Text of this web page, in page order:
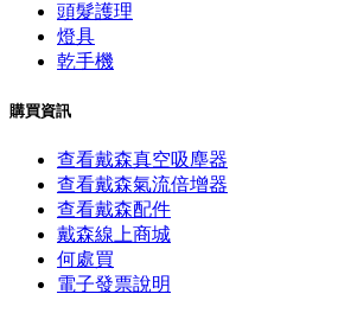
頭髮護理
燈具
乾手機
購買資訊
查看戴森真空吸塵器
查看戴森氣流倍增器
查看戴森配件
戴森線上商城
何處買
電子發票說明